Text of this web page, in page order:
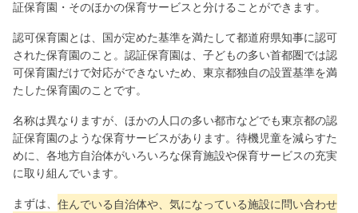
証保育園・そのほかの保育サービスと分けることができます。
認可保育園とは、国が定めた基準を満たして都道府県知事に認可
された保育園のこと。認証保育園は、子どもの多い首都圏では認
可保育園だけで対応ができないため、東京都独自の設置基準を満
たした保育園のことです。
名称は異なりますが、ほかの人口の多い都市などでも東京都の認
証保育園のような保育サービスがあります。待機児童を減らすた
めに、各地方自治体がいろいろな保育施設や保育サービスの充実
に取り組んでいます。
まずは、 住んでいる自治体や、気になっている施設に問い合わせ